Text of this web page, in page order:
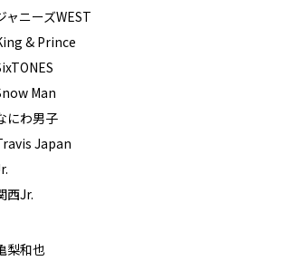
ャニーズWEST
& Prince
Man
にわ男子
Japan
西Jr.
梨和也